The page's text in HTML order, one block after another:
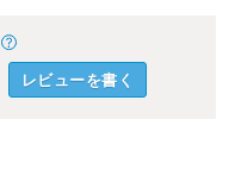
レビューを書く